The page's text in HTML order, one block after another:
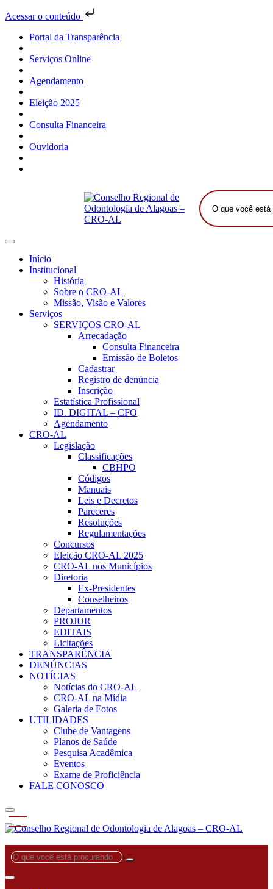
Acessar o conteúdo
Portal da Transparência
Serviços Online
Agendamento
Eleição 2025
Consulta Financeira
Ouvidoria
O
que
Início
Institucional
História
Sobre o CRO-AL
Missão, Visão e Valores
Serviços
SERVIÇOS CRO-AL
Arrecadação
Consulta Financeira
Emissão de Boletos
Cadastrar
Registro de denúncia
Inscrição
Estatística Profissional
ID. DIGITAL – CFO
Agendamento
CRO-AL
Legislação
Classificações
CBHPO
Códigos
Manuais
Leis e Decretos
Pareceres
Resoluções
Regulamentações
Concursos
Eleição CRO-AL 2025
CRO-AL nos Municípios
Diretoria
Ex-Presidentes
Conselheiros
Departamentos
PROJUR
EDITAIS
Licitações
TRANSPARÊNCIA
DENÚNCIAS
NOTÍCIAS
Notícias do CRO-AL
CRO-AL na Mídia
Galeria de Fotos
UTILIDADES
Clube de Vantagens
Planos de Saúde
Pesquisa Acadêmica
Eventos
Exame de Proficiência
FALE CONOSCO
O
você